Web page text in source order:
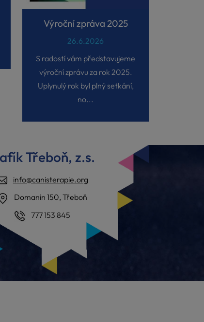
Výroční zpráva 2025
26.6.2026
S radostí vám představujeme
výroční zprávu za rok 2025.
Uplynulý rok byl plný setkání,
no...
Třeboň, z.s.
info@canisterapie.org
Domanín 150, Třeboň
777 153 845